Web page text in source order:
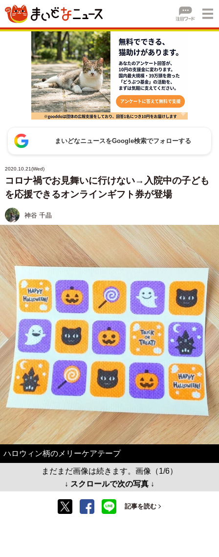
まいどなニュースをGoogle検索でフォローする
2020.10.21(Wed)
コロナ禍でお見舞いに行けない→入院中の子ども
を応援できるオンラインギフト券が登場
神谷 千晶
ハロウィン柄のメリーケアテープ
まだまだ画像は続きます。画像（1/6）
↓ スクロールで次の写真 ↓
記事を読む